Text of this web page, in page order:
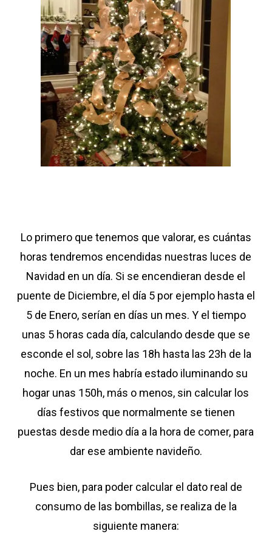
Lo primero que tenemos que valorar, es cuántas
horas tendremos encendidas nuestras luces de
Navidad en un día. Si se encendieran desde el
puente de Diciembre, el día 5 por ejemplo hasta el
5 de Enero, serían en días un mes. Y el tiempo
unas 5 horas cada día, calculando desde que se
esconde el sol, sobre las 18h hasta las 23h de la
noche. En un mes habría estado iluminando su
hogar unas 150h, más o menos, sin calcular los
días festivos que normalmente se tienen
puestas desde medio día a la hora de comer, para
dar ese ambiente navideño.
Pues bien, para poder calcular el dato real de
consumo de las bombillas, se realiza de la
siguiente manera: